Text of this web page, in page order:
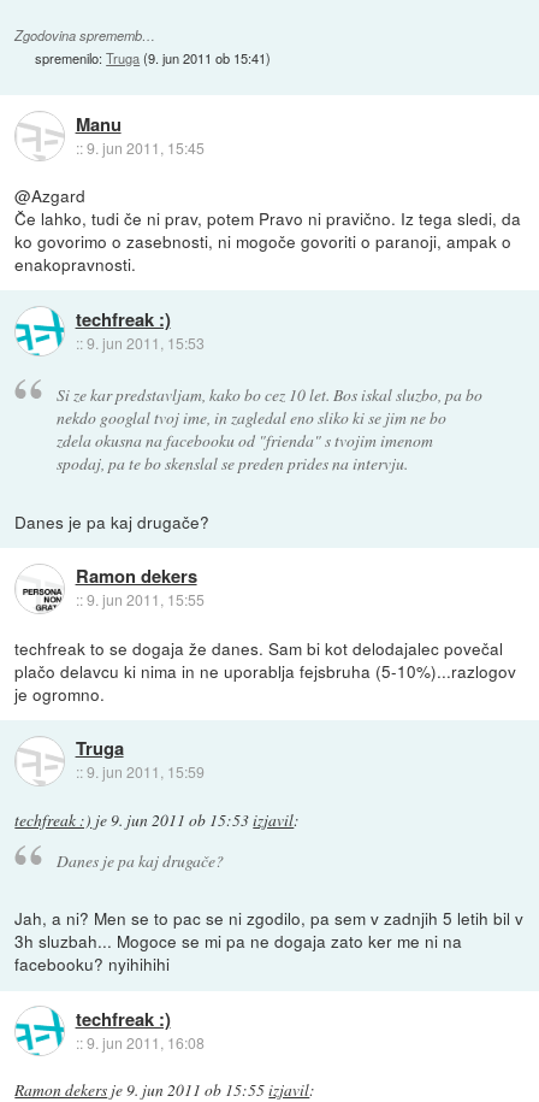
Zgodovina sprememb…
spremenilo:Truga(9. jun 2011 ob 15:41)
Manu
::9. jun 2011, 15:45
@Azgard
Če lahko, tudi če ni prav, potem Pravo ni pravično. Iz tega sledi, da
ko govorimo o zasebnosti, ni mogoče govoriti o paranoji, ampak o
enakopravnosti.
techfreak :)
::9. jun 2011, 15:53
Si ze kar predstavljam, kako bo cez 10 let. Bos iskal sluzbo, pa bo
nekdo googlal tvoj ime, in zagledal eno sliko ki se jim ne bo
zdela okusna na facebooku od "frienda" s tvojim imenom
spodaj, pa te bo skenslal se preden prides na intervju.
Danes je pa kaj drugače?
Ramon dekers
::9. jun 2011, 15:55
techfreak to se dogaja že danes. Sam bi kot delodajalec povečal
plačo delavcu ki nima in ne uporablja fejsbruha (5-10%)...razlogov
je ogromno.
Truga
::9. jun 2011, 15:59
techfreak :) je9. jun 2011 ob 15:53izjavil:
Danes je pa kaj drugače?
Jah, a ni? Men se to pac se ni zgodilo, pa sem v zadnjih 5 letih bil v
3h sluzbah... Mogoce se mi pa ne dogaja zato ker me ni na
facebooku? nyihihihi
techfreak :)
::9. jun 2011, 16:08
Ramon dekers je9. jun 2011 ob 15:55izjavil: